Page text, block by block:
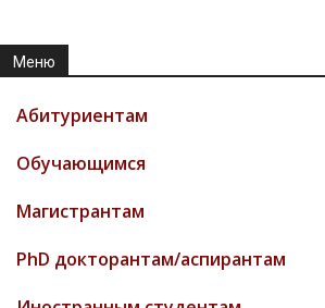
Меню
Абитуриентам
Обучающимся
Магистрантам
PhD докторантам/аспирантам